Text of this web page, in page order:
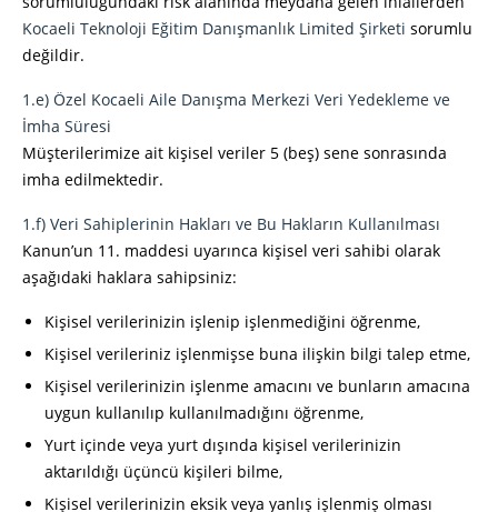
Kocaeli Teknoloji Eğitim Danışmanlık Limited Şirketi sorumlu
değildir.
1.e) Özel Kocaeli Aile Danışma Merkezi Veri Yedekleme ve
İmha Süresi
Müşterilerimize ait kişisel veriler 5 (beş) sene sonrasında
imha edilmektedir.
1.f) Veri Sahiplerinin Hakları ve Bu Hakların Kullanılması
Kanun’un 11. maddesi uyarınca kişisel veri sahibi olarak
aşağıdaki haklara sahipsiniz:
Kişisel verilerinizin işlenip işlenmediğini öğrenme,
Kişisel verileriniz işlenmişse buna ilişkin bilgi talep etme,
Kişisel verilerinizin işlenme amacını ve bunların amacına
uygun kullanılıp kullanılmadığını öğrenme,
Yurt içinde veya yurt dışında kişisel verilerinizin
aktarıldığı üçüncü kişileri bilme,
Kişisel verilerinizin eksik veya yanlış işlenmiş olması